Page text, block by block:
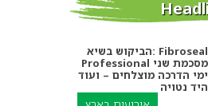
אורטל אדרי עיצוב שיער
הביקוש בשיא: Fibroseal
Professional מסכמת שני
ימי הדרכה מוצלחים – ועוד
היד נטויה